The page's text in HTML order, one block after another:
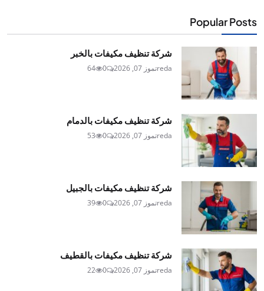
Popular Posts
شركة تنظيف مكيفات بالخبر
redaتموز 07, 2026 0
64
شركة تنظيف مكيفات بالدمام
redaتموز 07, 2026 0
53
شركة تنظيف مكيفات بالجبيل
redaتموز 07, 2026 0
39
شركة تنظيف مكيفات بالقطيف
redaتموز 07, 2026 0
22